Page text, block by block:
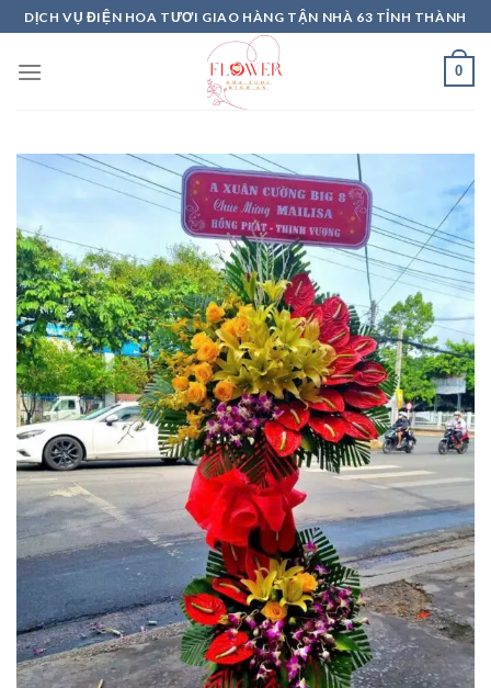
Skip
to
content
DỊCH VỤ ĐIỆN HOA TƯƠI GIAO HÀNG TẬN NHÀ 63 TỈNH THÀNH
0